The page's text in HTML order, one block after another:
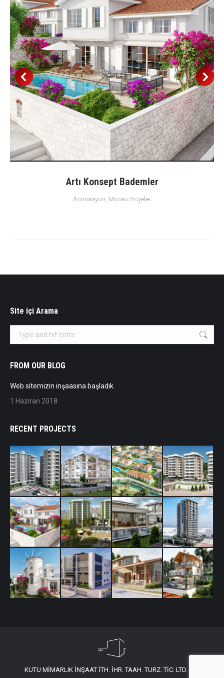
Artı Konsept Bademler
Animasyon, Mimari Projeler
Site içi Arama
Search:
FROM OUR BLOG
Web sitemizin inşaasına başladık.
1 Haziran 2018
RECENT PROJECTS
KUTU MİMARLIK İNŞAAT İTH. İHR. TAAH. TURZ. TİC. LTD. ŞTİ.